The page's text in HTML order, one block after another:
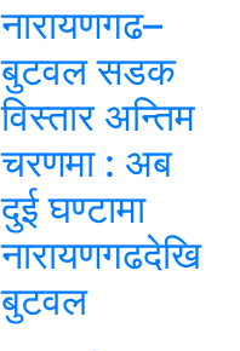
नारायणगढ–
बुटवल सडक
विस्तार अन्तिम
चरणमा : अब
दुई घण्टामा
नारायणगढदेखि
बुटवल